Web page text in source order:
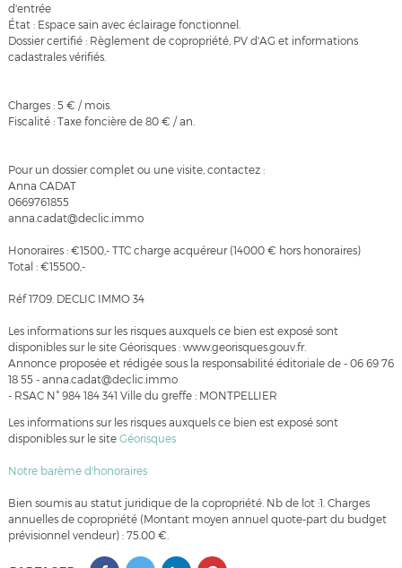
d'entrée
État : Espace sain avec éclairage fonctionnel.
Dossier certifié : Règlement de copropriété, PV d'AG et informations
cadastrales vérifiés.
Charges : 5 € / mois.
Fiscalité : Taxe foncière de 80 € / an.
Pour un dossier complet ou une visite, contactez :
Anna CADAT
0669761855
anna.cadat@declic.immo
Honoraires : €1500,- TTC charge acquéreur (14000 € hors honoraires)
Total : €15500,-
Réf 1709. DECLIC IMMO 34
Les informations sur les risques auxquels ce bien est exposé sont
disponibles sur le site Géorisques : www.georisques.gouv.fr.
Annonce proposée et rédigée sous la responsabilité éditoriale de - 06 69 76
18 55 - anna.cadat@declic.immo
- RSAC N° 984 184 341 Ville du greffe : MONTPELLIER
Les informations sur les risques auxquels ce bien est exposé sont
disponibles sur le site Géorisques
Notre barème d'honoraires
Bien soumis au statut juridique de la copropriété. Nb de lot :1. Charges
annuelles de copropriété (Montant moyen annuel quote-part du budget
prévisionnel vendeur) : 75.00 €.